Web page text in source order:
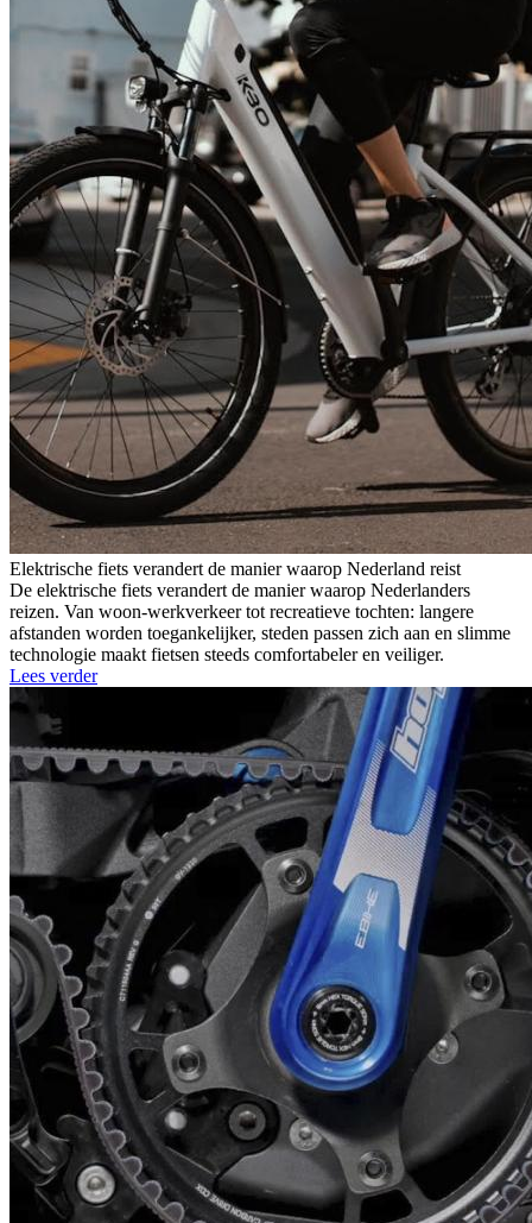
Elektrische fiets verandert de manier waarop Nederland reist
De elektrische fiets verandert de manier waarop Nederlanders
reizen. Van woon-werkverkeer tot recreatieve tochten: langere
afstanden worden toegankelijker, steden passen zich aan en slimme
technologie maakt fietsen steeds comfortabeler en veiliger.
Lees verder